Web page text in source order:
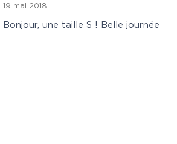
19 mai 2018
Bonjour, une taille S ! Belle journée